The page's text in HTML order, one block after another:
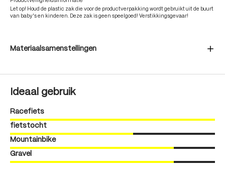
Let op! Houd de plastic zak die voor de productverpakking wordt gebruikt uit de buurt
van baby's en kinderen. Deze zak is geen speelgoed! Verstikkingsgevaar!
Materiaalsamenstellingen
Ideaal gebruik
Racefiets
fietstocht
Mountainbike
Gravel